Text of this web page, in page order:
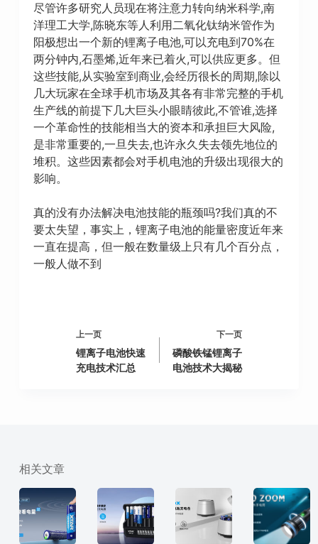
尽管许多研究人员现在将注意力转向纳米科学,南
洋理工大学,陈晓东等人利用二氧化钛纳米管作为
阳极想出一个新的锂离子电池,可以充电到70%在
两分钟内,石墨烯,近年来已着火,可以供应更多。但
这些技能,从实验室到商业,会经历很长的周期,除以
几大玩家在全球手机市场及其各有非常完整的手机
生产线的前提下几大巨头小眼睛彼此,不管谁,选择
一个革命性的技能相当大的资本和承担巨大风险,
是非常重要的,一旦失去,也许永久失去领先地位的
堆积。这些因素都会对手机电池的升级出现很大的
影响。
真的没有办法解决电池技能的瓶颈吗?我们真的不
要太失望，事实上，锂离子电池的能量密度近年来
一直在提高，但一般在数量级上只有几个百分点，
一般人做不到
上一页
锂离子电池快速
充电技术汇总
下一页
磷酸铁锰锂离子
电池技术大揭秘
相关文章